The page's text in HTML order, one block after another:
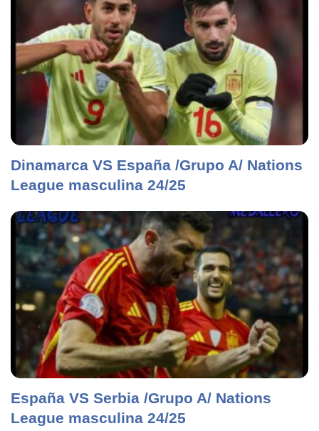
Dinamarca VS España /Grupo A/ Nations
League masculina 24/25
España VS Serbia /Grupo A/ Nations
League masculina 24/25